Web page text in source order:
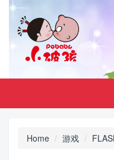
Home 游戏